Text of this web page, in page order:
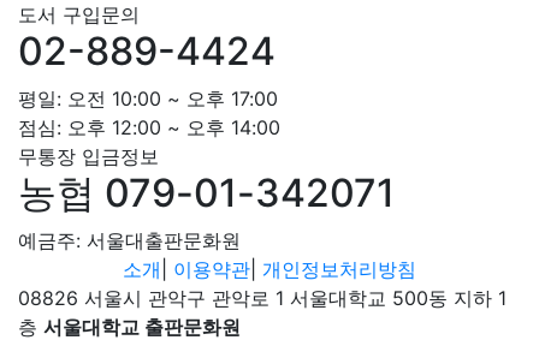
도서 구입문의
02-889-4424
평일: 오전 10:00 ~ 오후 17:00
점심: 오후 12:00 ~ 오후 14:00
무통장 입금정보
농협 079-01-342071
예금주: 서울대출판문화원
소개
이용약관 개인정보처리방침
08826 서울시 관악구 관악로 1 서울대학교 500동 지하 1
층 서울대학교 출판문화원